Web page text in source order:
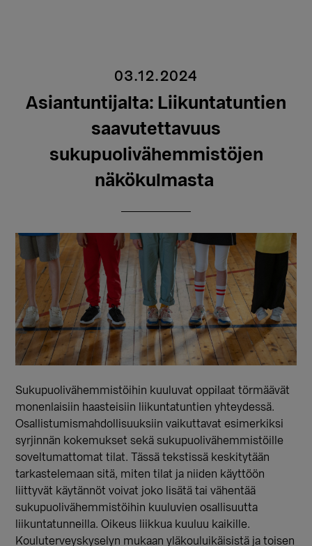
03.12.2024
Asiantuntijalta: Liikuntatuntien
saavutettavuus
sukupuolivähemmistöjen
näkökulmasta
Sukupuolivähemmistöihin kuuluvat oppilaat törmäävät
monenlaisiin haasteisiin liikuntatuntien yhteydessä.
Osallistumismahdollisuuksiin vaikuttavat esimerkiksi
syrjinnän kokemukset sekä sukupuolivähemmistöille
soveltumattomat tilat. Tässä tekstissä keskitytään
tarkastelemaan sitä, miten tilat ja niiden käyttöön
liittyvät käytännöt voivat joko lisätä tai vähentää
sukupuolivähemmistöihin kuuluvien osallisuutta
liikuntatunneilla. Oikeus liikkua kuuluu kaikille.
Kouluterveyskyselyn mukaan yläkouluikäisistä ja toisen